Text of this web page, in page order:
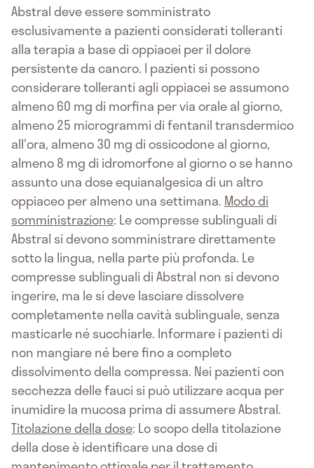
Abstral deve essere somministrato
esclusivamente a pazienti considerati tolleranti
alla terapia a base di oppiacei per il dolore
persistente da cancro. I pazienti si possono
considerare tolleranti agli oppiacei se assumono
almeno 60 mg di morfina per via orale al giorno,
almeno 25 microgrammi di fentanil transdermico
all'ora, almeno 30 mg di ossicodone al giorno,
almeno 8 mg di idromorfone al giorno o se hanno
assunto una dose equianalgesica di un altro
oppiaceo per almeno una settimana. Modo di
somministrazione: Le compresse sublinguali di
Abstral si devono somministrare direttamente
sotto la lingua, nella parte più profonda. Le
compresse sublinguali di Abstral non si devono
ingerire, ma le si deve lasciare dissolvere
completamente nella cavità sublinguale, senza
masticarle né succhiarle. Informare i pazienti di
non mangiare né bere fino a completo
dissolvimento della compressa. Nei pazienti con
secchezza delle fauci si può utilizzare acqua per
inumidire la mucosa prima di assumere Abstral.
Titolazione della dose: Lo scopo della titolazione
della dose è identificare una dose di